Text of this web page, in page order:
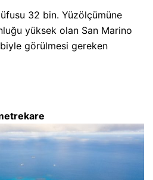
32 bin. Yüzölçümüne
yüksek olan San Marino
görülmesi gereken